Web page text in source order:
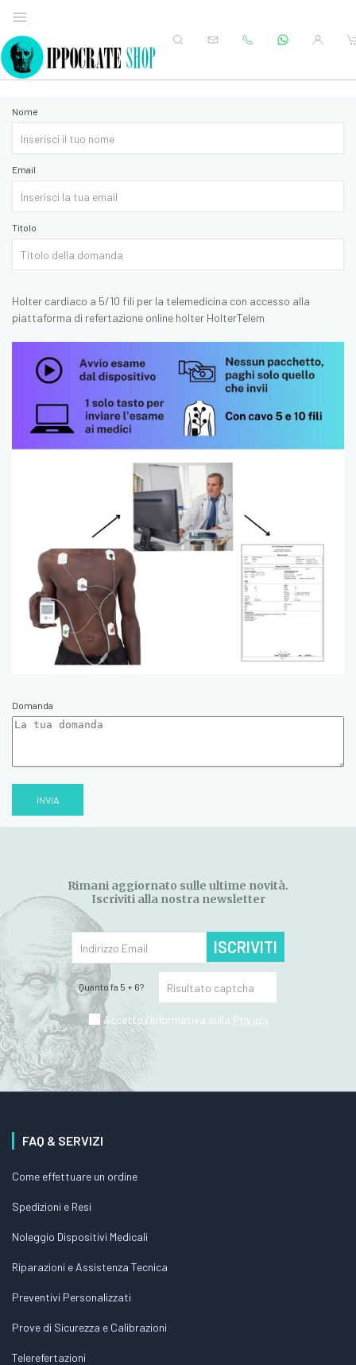
Nome
Email
Titolo
Holter cardiaco a 5/10 fili per la telemedicina con accesso alla
piattaforma di refertazione online holter HolterTelem
Domanda
INVIA
Rimani aggiornato sulle ultime novità.
Iscriviti alla nostra newsletter
ISCRIVITI
Quanto fa 5 + 6?
Accetto l'informativa sulla Privacy
FAQ & SERVIZI
Come effettuare un ordine
Spedizioni e Resi
Noleggio Dispositivi Medicali
Riparazioni e Assistenza Tecnica
Preventivi Personalizzati
Prove di Sicurezza e Calibrazioni
Telerefertazioni